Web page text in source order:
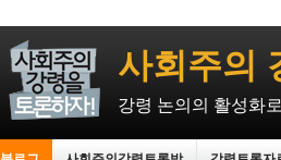
사회주의
강령 논의의 활성화